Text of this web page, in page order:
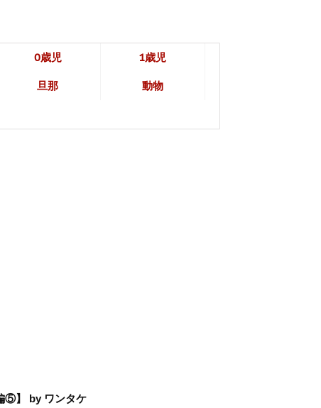
0歳児 1歳児
旦那 動物
⑤】 by ワンタケ